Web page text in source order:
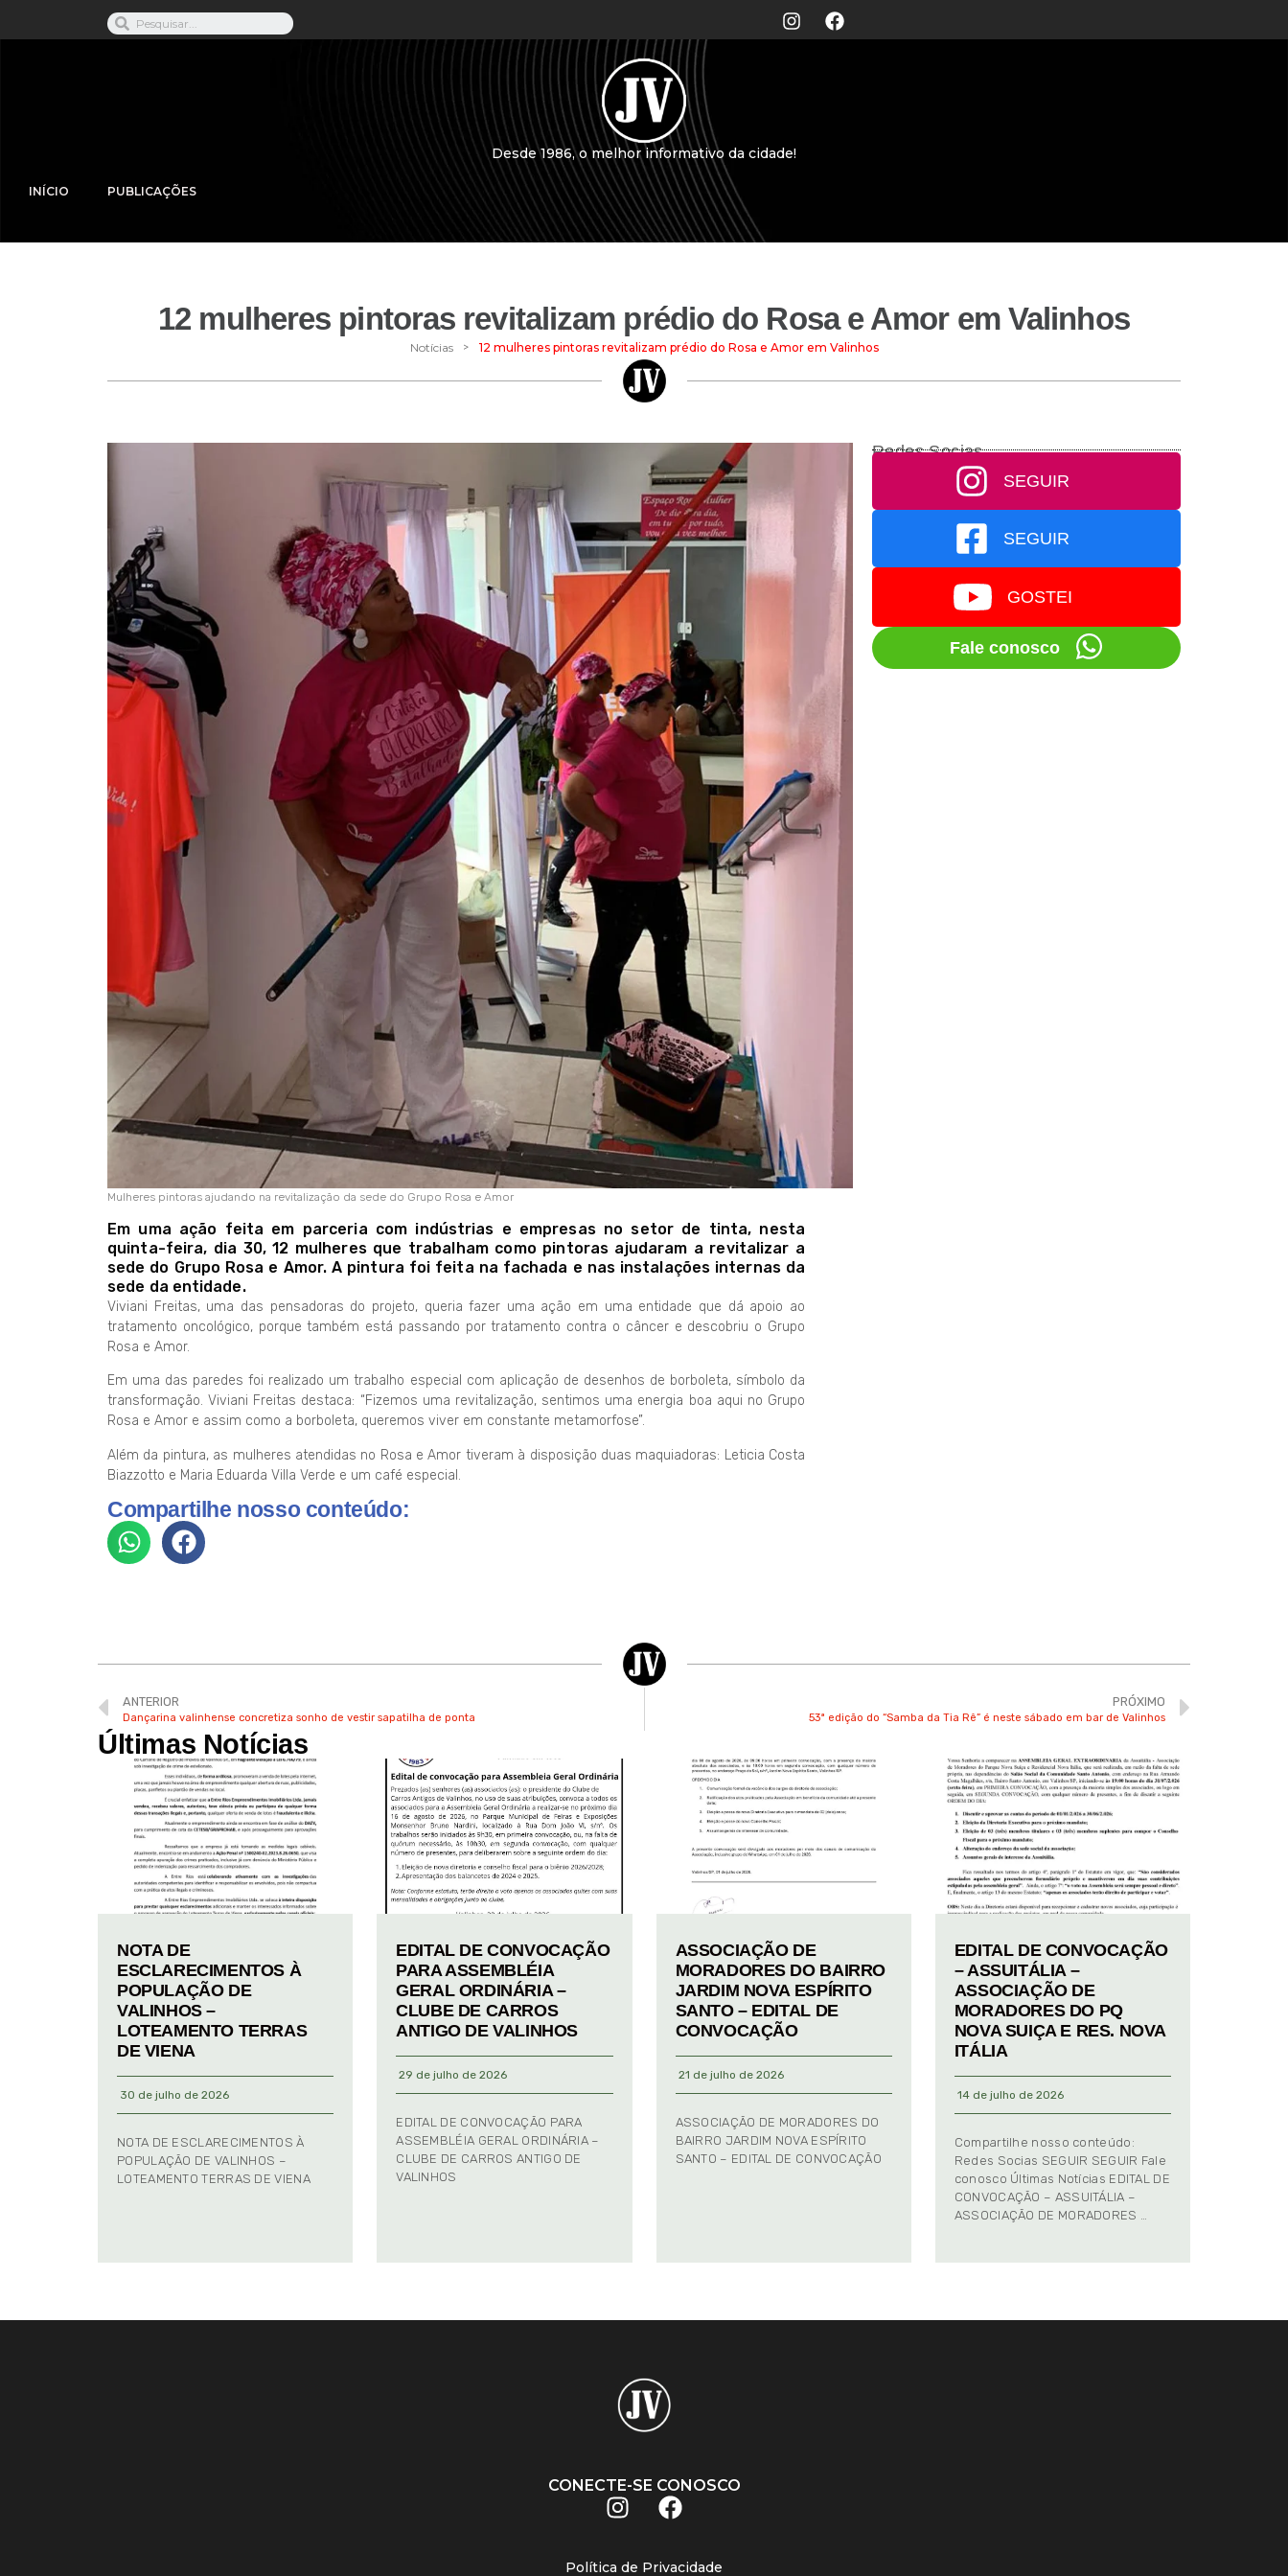
Desde 1986, o melhor informativo da cidade!
INÍCIO PUBLICAÇÕES
12 mulheres pintoras revitalizam prédio do Rosa e Amor em Valinhos
Notícias > 12 mulheres pintoras revitalizam prédio do Rosa e Amor em Valinhos
Mulheres pintoras ajudando na revitalização da sede do Grupo Rosa e Amor
Em uma ação feita em parceria com indústrias e empresas no setor de tinta, nesta
quinta-feira, dia 30, 12 mulheres que trabalham como pintoras ajudaram a revitalizar a
sede do Grupo Rosa e Amor. A pintura foi feita na fachada e nas instalações internas da
sede da entidade.
Viviani Freitas, uma das pensadoras do projeto, queria fazer uma ação em uma entidade que dá apoio ao
tratamento oncológico, porque também está passando por tratamento contra o câncer e descobriu o Grupo
Rosa e Amor.
Em uma das paredes foi realizado um trabalho especial com aplicação de desenhos de borboleta, símbolo da
transformação. Viviani Freitas destaca: “Fizemos uma revitalização, sentimos uma energia boa aqui no Grupo
Rosa e Amor e assim como a borboleta, queremos viver em constante metamorfose”.
Além da pintura, as mulheres atendidas no Rosa e Amor tiveram à disposição duas maquiadoras: Leticia Costa
Biazzotto e Maria Eduarda Villa Verde e um café especial.
Compartilhe nosso conteúdo:
Redes Socias
SEGUIR
SEGUIR
GOSTEI
Fale conosco
ANTERIOR
Dançarina valinhense concretiza sonho de vestir sapatilha de ponta
PRÓXIMO
53ª edição do “Samba da Tia Rê” é neste sábado em bar de Valinhos
Últimas Notícias
NOTA DE
ESCLARECIMENTOS À
POPULAÇÃO DE
VALINHOS –
LOTEAMENTO TERRAS
DE VIENA
30 de julho de 2026
NOTA DE ESCLARECIMENTOS À
POPULAÇÃO DE VALINHOS –
LOTEAMENTO TERRAS DE VIENA
EDITAL DE CONVOCAÇÃO
PARA ASSEMBLÉIA
GERAL ORDINÁRIA –
CLUBE DE CARROS
ANTIGO DE VALINHOS
29 de julho de 2026
EDITAL DE CONVOCAÇÃO PARA
ASSEMBLÉIA GERAL ORDINÁRIA –
CLUBE DE CARROS ANTIGO DE
VALINHOS
ASSOCIAÇÃO DE
MORADORES DO BAIRRO
JARDIM NOVA ESPÍRITO
SANTO – EDITAL DE
CONVOCAÇÃO
21 de julho de 2026
ASSOCIAÇÃO DE MORADORES DO
BAIRRO JARDIM NOVA ESPÍRITO
SANTO – EDITAL DE CONVOCAÇÃO
EDITAL DE CONVOCAÇÃO
– ASSUITÁLIA –
ASSOCIAÇÃO DE
MORADORES DO PQ
NOVA SUIÇA E RES. NOVA
ITÁLIA
14 de julho de 2026
Compartilhe nosso conteúdo:
Redes Socias SEGUIR SEGUIR Fale
conosco Últimas Notícias EDITAL DE
CONVOCAÇÃO – ASSUITÁLIA –
ASSOCIAÇÃO DE MORADORES …
CONECTE-SE CONOSCO
Política de Privacidade